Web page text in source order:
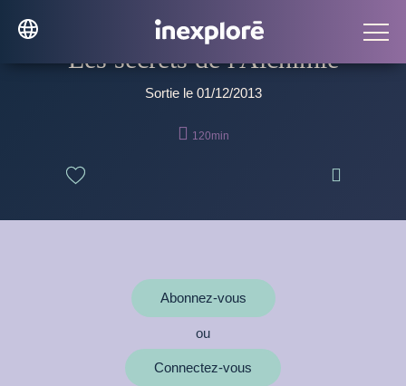
Les secrets de l'Alchimie
Sortie le 01/12/2013
 120min

Abonnez-vous
ou
Connectez-vous